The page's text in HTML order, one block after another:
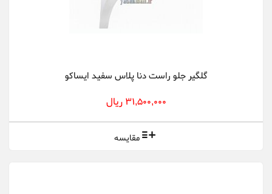
گلگیر جلو راست دنا پلاس سفید ایساکو
31,500,000 ریال
مقایسه